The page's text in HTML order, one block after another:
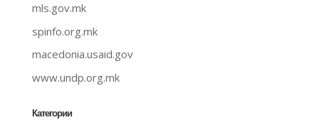
mls.gov.mk
spinfo.org.mk
macedonia.usaid.gov
www.undp.org.mk
Категории